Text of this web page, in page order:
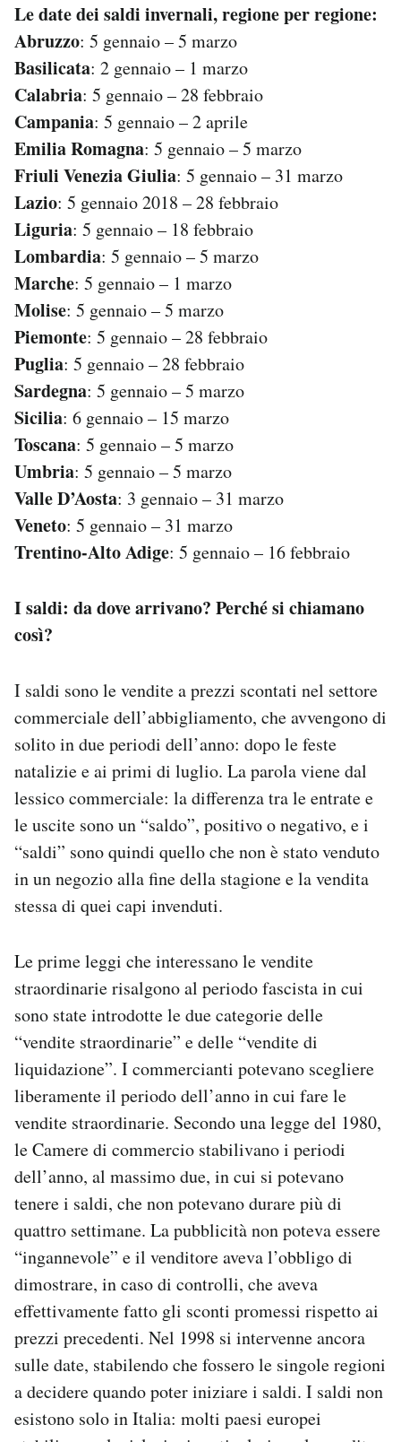
Le date dei saldi invernali, regione per regione:
Abruzzo: 5 gennaio – 5 marzo
Basilicata: 2 gennaio – 1 marzo
Calabria: 5 gennaio – 28 febbraio
Campania: 5 gennaio – 2 aprile
Emilia Romagna: 5 gennaio – 5 marzo
Friuli Venezia Giulia: 5 gennaio – 31 marzo
Lazio: 5 gennaio 2018 – 28 febbraio
Liguria: 5 gennaio – 18 febbraio
Lombardia: 5 gennaio – 5 marzo
Marche: 5 gennaio – 1 marzo
Molise: 5 gennaio – 5 marzo
Piemonte: 5 gennaio – 28 febbraio
Puglia: 5 gennaio – 28 febbraio
Sardegna: 5 gennaio – 5 marzo
Sicilia: 6 gennaio – 15 marzo
Toscana: 5 gennaio – 5 marzo
Umbria: 5 gennaio – 5 marzo
Valle D’Aosta: 3 gennaio – 31 marzo
Veneto: 5 gennaio – 31 marzo
Trentino-Alto Adige: 5 gennaio – 16 febbraio
I saldi: da dove arrivano? Perché si chiamano
così?
I saldi sono le vendite a prezzi scontati nel settore
commerciale dell’abbigliamento, che avvengono di
solito in due periodi dell’anno: dopo le feste
natalizie e ai primi di luglio. La parola viene dal
lessico commerciale: la differenza tra le entrate e
le uscite sono un “saldo”, positivo o negativo, e i
“saldi” sono quindi quello che non è stato venduto
in un negozio alla fine della stagione e la vendita
stessa di quei capi invenduti.
Le prime leggi che interessano le vendite
straordinarie risalgono al periodo fascista in cui
sono state introdotte le due categorie delle
“vendite straordinarie” e delle “vendite di
liquidazione”. I commercianti potevano scegliere
liberamente il periodo dell’anno in cui fare le
vendite straordinarie. Secondo una legge del 1980,
le Camere di commercio stabilivano i periodi
dell’anno, al massimo due, in cui si potevano
tenere i saldi, che non potevano durare più di
quattro settimane. La pubblicità non poteva essere
“ingannevole” e il venditore aveva l’obbligo di
dimostrare, in caso di controlli, che aveva
effettivamente fatto gli sconti promessi rispetto ai
prezzi precedenti. Nel 1998 si intervenne ancora
sulle date, stabilendo che fossero le singole regioni
a decidere quando poter iniziare i saldi. I saldi non
esistono solo in Italia: molti paesi europei